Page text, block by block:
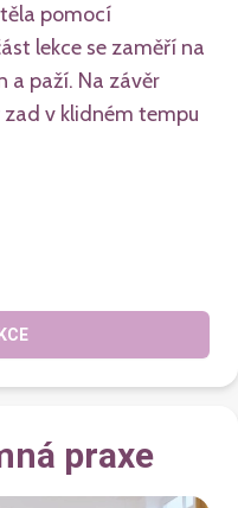
pomocí
lekce se zaměří na
a paží. Na závěr
v klidném tempu
praxe